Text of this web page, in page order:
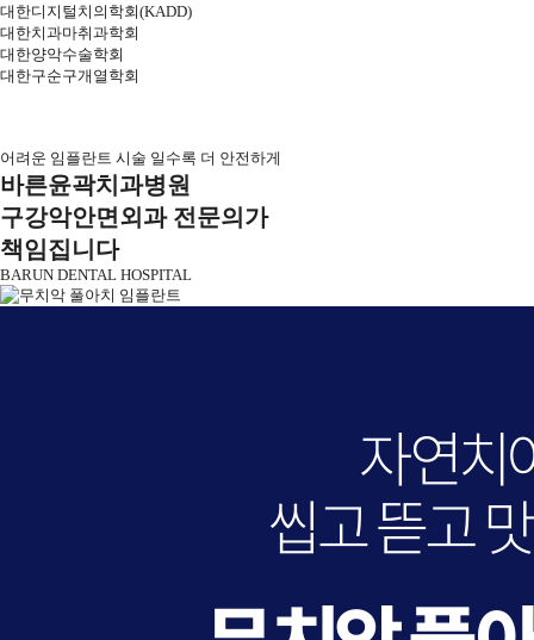
대한디지털치의학회(KADD)
대한치과마취과학회
대한양악수술학회
대한구순구개열학회
어려운 임플란트 시술 일수록 더 안전하게
바른윤곽치과병원
구강악안면외과 전문의가
책임집니다
BARUN DENTAL HOSPITAL